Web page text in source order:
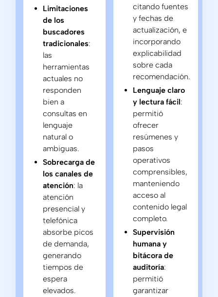
Limitaciones
de los
buscadores
tradicionales:
las
herramientas
actuales no
responden
bien a
consultas en
lenguaje
natural o
ambiguas.
Sobrecarga de
los canales de
atención: la
atención
presencial y
telefónica
absorbe picos
de demanda,
generando
tiempos de
espera
elevados.
citando fuentes
y fechas de
actualización, e
incorporando
explicabilidad
sobre cada
recomendación.
Lenguaje claro
y lectura fácil:
permitió
ofrecer
resúmenes y
pasos
operativos
comprensibles,
manteniendo
acceso al
contenido legal
completo.
Supervisión
humana y
bitácora de
auditoría:
permitió
garantizar